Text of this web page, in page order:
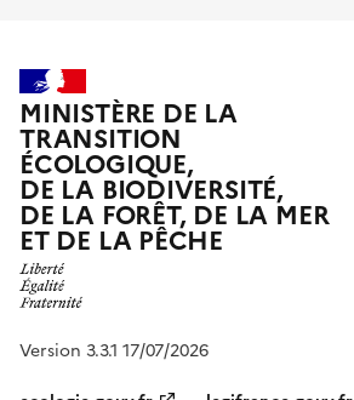
MINISTÈRE DE LA
TRANSITION
ÉCOLOGIQUE,
DE LA BIODIVERSITÉ,
DE LA FORÊT, DE LA MER
ET DE LA PÊCHE
Version 3.3.1 17/07/2026